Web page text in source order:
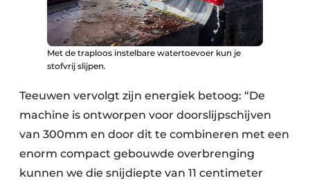
Met de traploos instelbare watertoevoer kun je
stofvrij slijpen.
Teeuwen vervolgt zijn energiek betoog: “De
machine is ontworpen voor doorslijpschijven
van 300mm en door dit te combineren met een
enorm compact gebouwde overbrenging
kunnen we die snijdiepte van 11 centimeter